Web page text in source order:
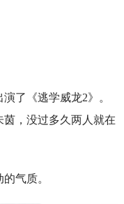
了《逃学威龙2》。
，没过多久两人就在
气质。